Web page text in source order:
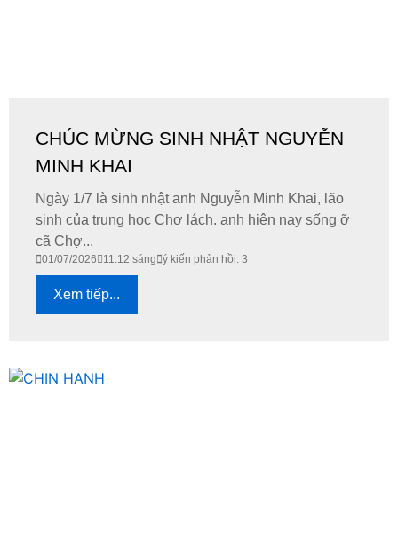
CHÚC MỪNG SINH NHẬT NGUYỄN
MINH KHAI
Ngày 1/7 là sinh nhật anh Nguyễn Minh Khai, lão
sinh của trung hoc Chợ lách. anh hiện nay sống ỡ
cã Chợ...
01/07/2026 11:12 sáng ý kiến phản hồi: 3
Xem tiếp...